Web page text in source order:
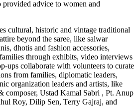
advice to women and
cultural, historic and vintage traditional
beyond the saree, like salwar
dhotis and fashion accessories,
through exhibits, video interviews
ups collaborate with volunteers to curate
from families, diplomatic leaders,
organization leaders and artists, like
composer, Ustad Kamal Sabri , Pt. Anup
Roy, Dilip Sen, Terry Gajraj, and